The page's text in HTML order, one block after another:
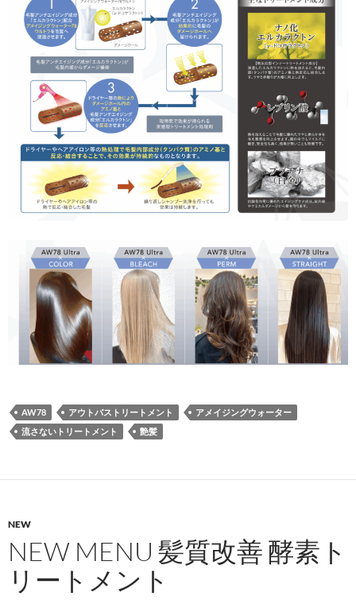
AW78 アウトバストリートメント
アメイジングウォーター
流さないトリートメント
艶髪
NEW
NEW MENU 髪質改善 酵素ト
リートメント